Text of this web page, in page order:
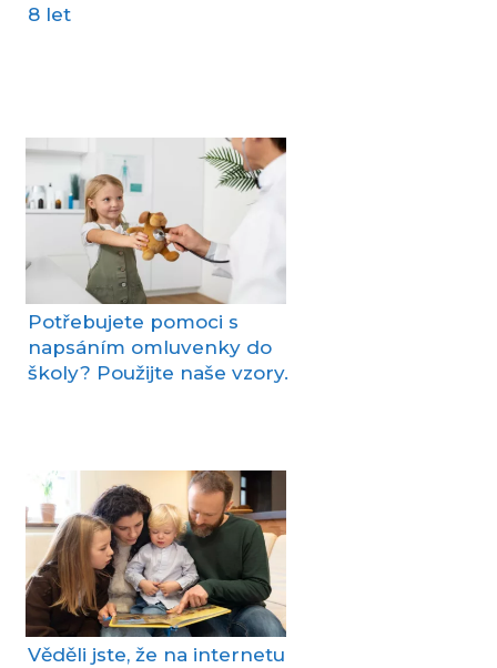
8 let
Potřebujete pomoci s
napsáním omluvenky do
školy? Použijte naše vzory.
Věděli jste, že na internetu